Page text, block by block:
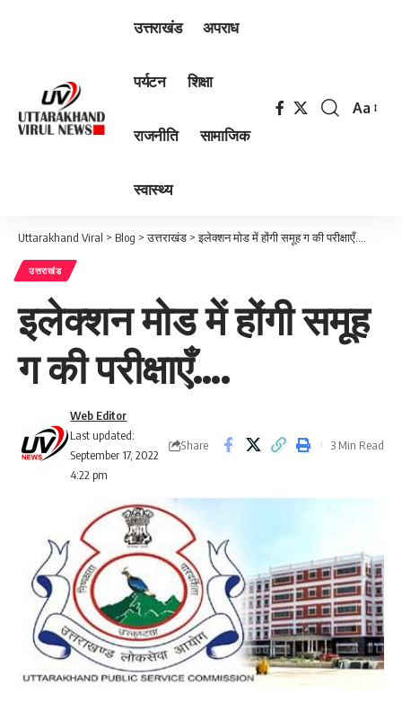
उत्तराखंड अपराध
पर्यटन शिक्षा
राजनीति सामाजिक
स्वास्थ्य
Font
Aa
Uttarakhand Viral > Blog >उत्तराखंड >इलेक्शन मोड में होंगी समूह ग की परीक्षाएँ….
उत्तराखंड
इलेक्शन मोड में होंगी समूह
ग की परीक्षाएँ….
Last updated:
September 17, 2022
4:22 pm
Web Editor
Share 3 Min Read